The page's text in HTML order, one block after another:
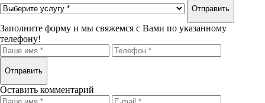
Отправить
Заполните форму и мы свяжемся с Вами по указанному
телефону!
Отправить
Оставить комментарий